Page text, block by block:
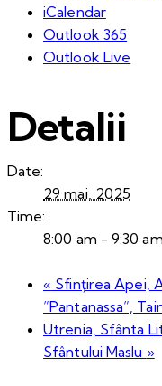
iCalendar
Outlook 365
Outlook Live
Detalii
Date:
29 mai, 2025
Time:
8:00 am - 9:30 am
« Sfințirea Apei,
”Pantanassa”,
Utrenia, Sfânta
Sfântului Maslu »